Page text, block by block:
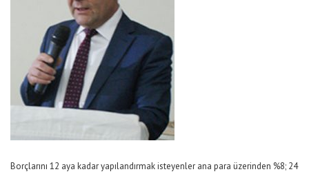
Borçlarını 12 aya kadar yapılandırmak isteyenler ana para üzerinden %8; 24